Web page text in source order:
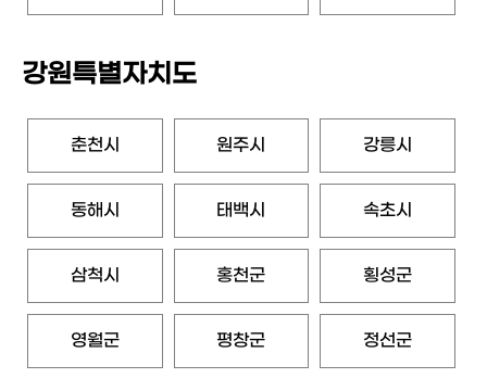
강원특별자치도
춘천시 원주시 강릉시
동해시 태백시 속초시
삼척시 홍천군 횡성군
영월군 평창군 정선군